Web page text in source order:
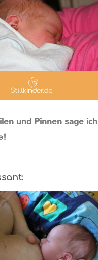
und Pinnen sage ich